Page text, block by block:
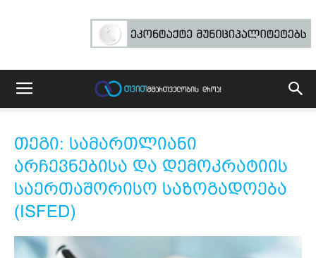
თეგი: სამართლიანი
არჩევნებისა და დემოკრატიის
საერთაშორისო საზოგადოება
(ISFED)